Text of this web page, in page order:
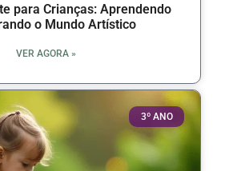
para Crianças: Aprendendo
o Mundo Artístico
VER AGORA »
3º ANO